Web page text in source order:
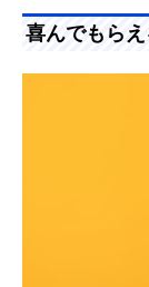
喜んでもら